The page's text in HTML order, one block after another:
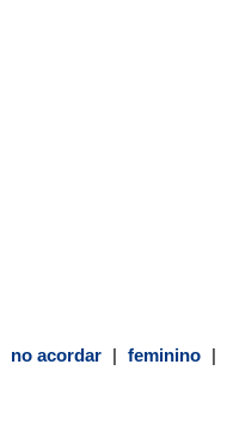
no acordar | feminino |